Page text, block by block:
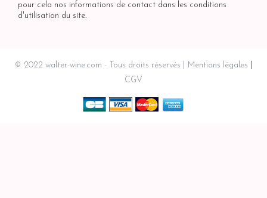
pour cela nos informations de contact dans les conditions
d'utilisation du site.
© 2022 walter-wine.com - Tous droits réservés
Mentions légales
CGV